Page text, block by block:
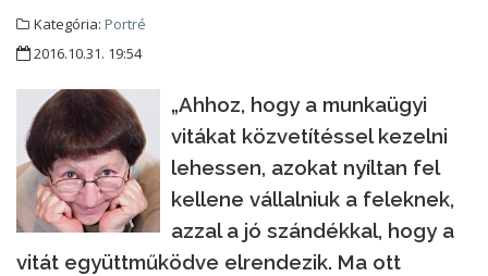
Kategória: Portré
2016.10.31. 19:54
„Ahhoz, hogy a munkaügyi
vitákat közvetítéssel kezelni
lehessen, azokat nyíltan fel
kellene vállalniuk a feleknek,
azzal a jó szándékkal, hogy a
vitát együttműködve elrendezik. Ma ott